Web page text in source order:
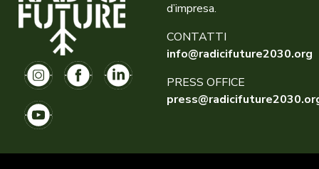
d’impresa.
CONTATTI
info@radicifuture2030.org
PRESS OFFICE